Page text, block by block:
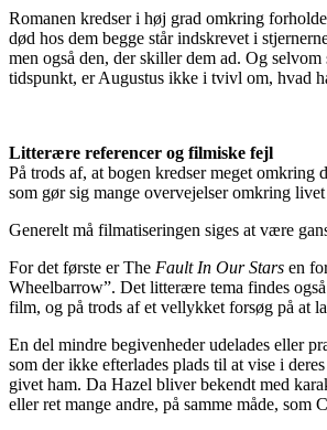
Romanen kredser i høj grad omkring
død hos dem begge står indskrevet i
men også den, der skiller dem ad. Og
tidspunkt, er Augustus ikke i tvivl om, hvad
Litterære referencer og filmiske fejl
På trods af, at bogen kredser meget
som gør sig mange overvejelser omkring
Generelt må filmatiseringen siges at være
For det første er The Fault In Our Stars en
Wheelbarrow”. Det litterære tema findes
film, og på trods af et vellykket forsøg på at
En del mindre begivenheder udelades eller
som der ikke efterlades plads til at vise i
givet ham. Da Hazel bliver bekendt med
eller ret mange andre, på samme måde, som